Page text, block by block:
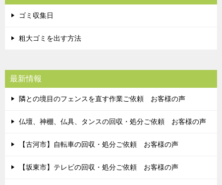
ゴミ収集日
粗大ゴミを出す方法
最新情報
隣との境目のフェンスを直す作業ご依頼 お客様の声
仏壇、神棚、仏具、タンスの回収・処分ご依頼 お客様の声
【古河市】自転車の回収・処分ご依頼 お客様の声
【坂東市】テレビの回収・処分ご依頼 お客様の声